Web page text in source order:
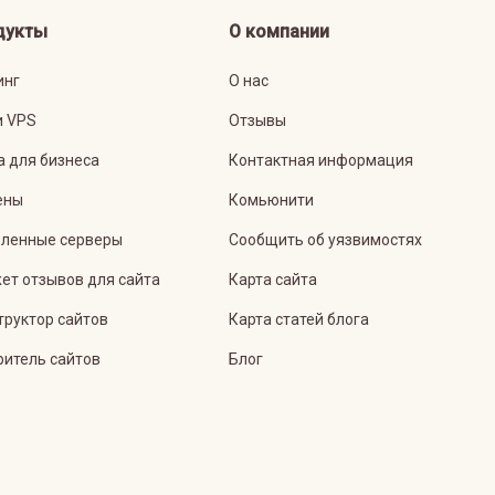
VPS
для бизнеса
серверы
отзывов для сайта
сайтов
сайтов
О компании
О нас
Отзывы
Контактная информация
Комьюнити
Сообщить об уязвимостях
Карта сайта
Карта статей блога
Блог